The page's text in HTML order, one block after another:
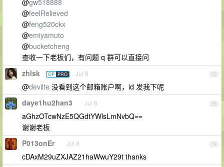
@gw518888
@feelRelieved
@feng520ckx
@emiyamuto
@bucketcheng
查收一下老板们，有问题 q 群可以直接问
72
zhlsk OP PRO Jul 8
@devilte 没看到这个邮箱账户啊，id 发我下呢
73
daye1hu2han3 Jul 8
aGhzOTcwNzE5QGdtYWlsLmNvbQ==
谢谢老板
74
P013onEr Jul 8
cDAxM29uZXJAZ21haWwuY29t thanks